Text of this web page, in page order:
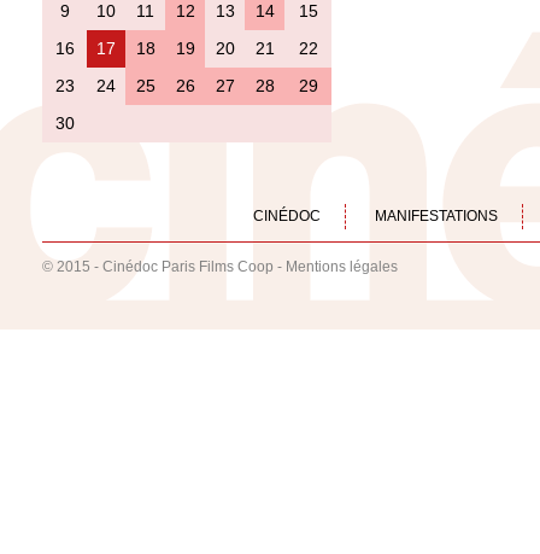
9
10 11 12 13 14
15
16
17 18 19 20 21
22
23
24 25 26 27 28
29
30
CINÉDOC MANIFESTATIONS
© 2015 - Cinédoc Paris Films Coop - Mentions légales